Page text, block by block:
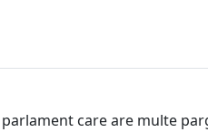
care are multe